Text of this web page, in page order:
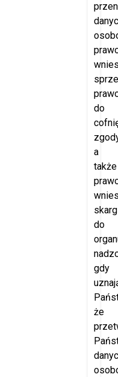
do
a
także
do
gdy
że